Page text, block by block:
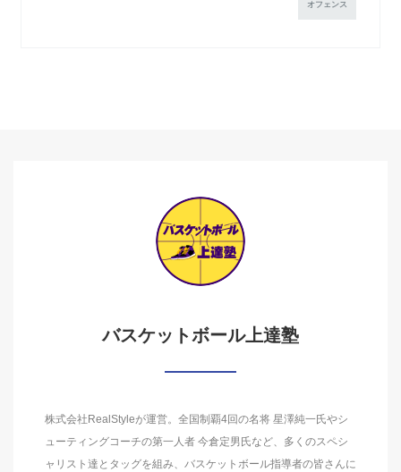
オフェンス
バスケットボール上達塾
株式会社RealStyleが運営。全国制覇4回の名将 星澤純一氏やシ
ューティングコーチの第一人者 今倉定男氏など、多くのスペシ
ャリスト達とタッグを組み、バスケットボール指導者の皆さんに